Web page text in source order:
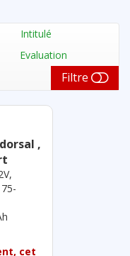
Intitulé
Evaluation
Filtre
,
cet